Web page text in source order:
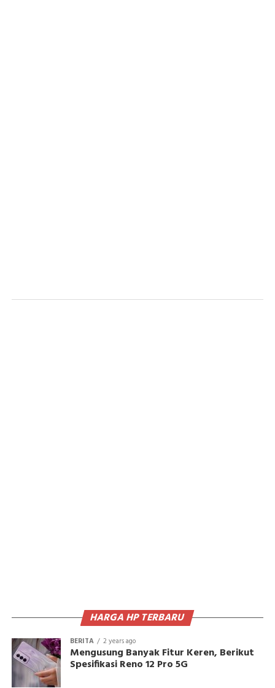
HARGA HP TERBARU
BERITA 2 years ago
Mengusung Banyak Fitur Keren, Berikut
Spesifikasi Reno 12 Pro 5G